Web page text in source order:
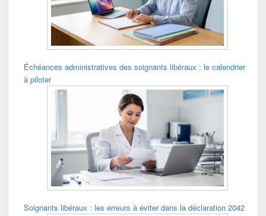
Échéances administratives des soignants libéraux : le calendrier
à piloter
Soignants libéraux : les erreurs à éviter dans la déclaration 2042